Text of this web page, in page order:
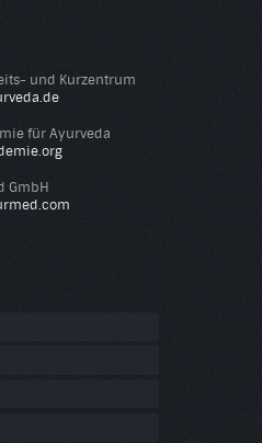
und Kurzentrum
für Ayurveda
GmbH